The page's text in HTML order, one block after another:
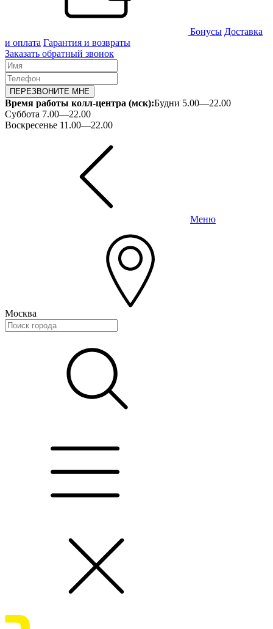
Бонусы Доставка
и оплата Гарантия и возвраты
Заказать обратный звонок
ПЕРЕЗВОНИТЕ МНЕ
Время работы колл-центра (мск):Будни 5.00—22.00
Суббота 7.00—22.00
Воскресенье 11.00—22.00
Меню
Москва